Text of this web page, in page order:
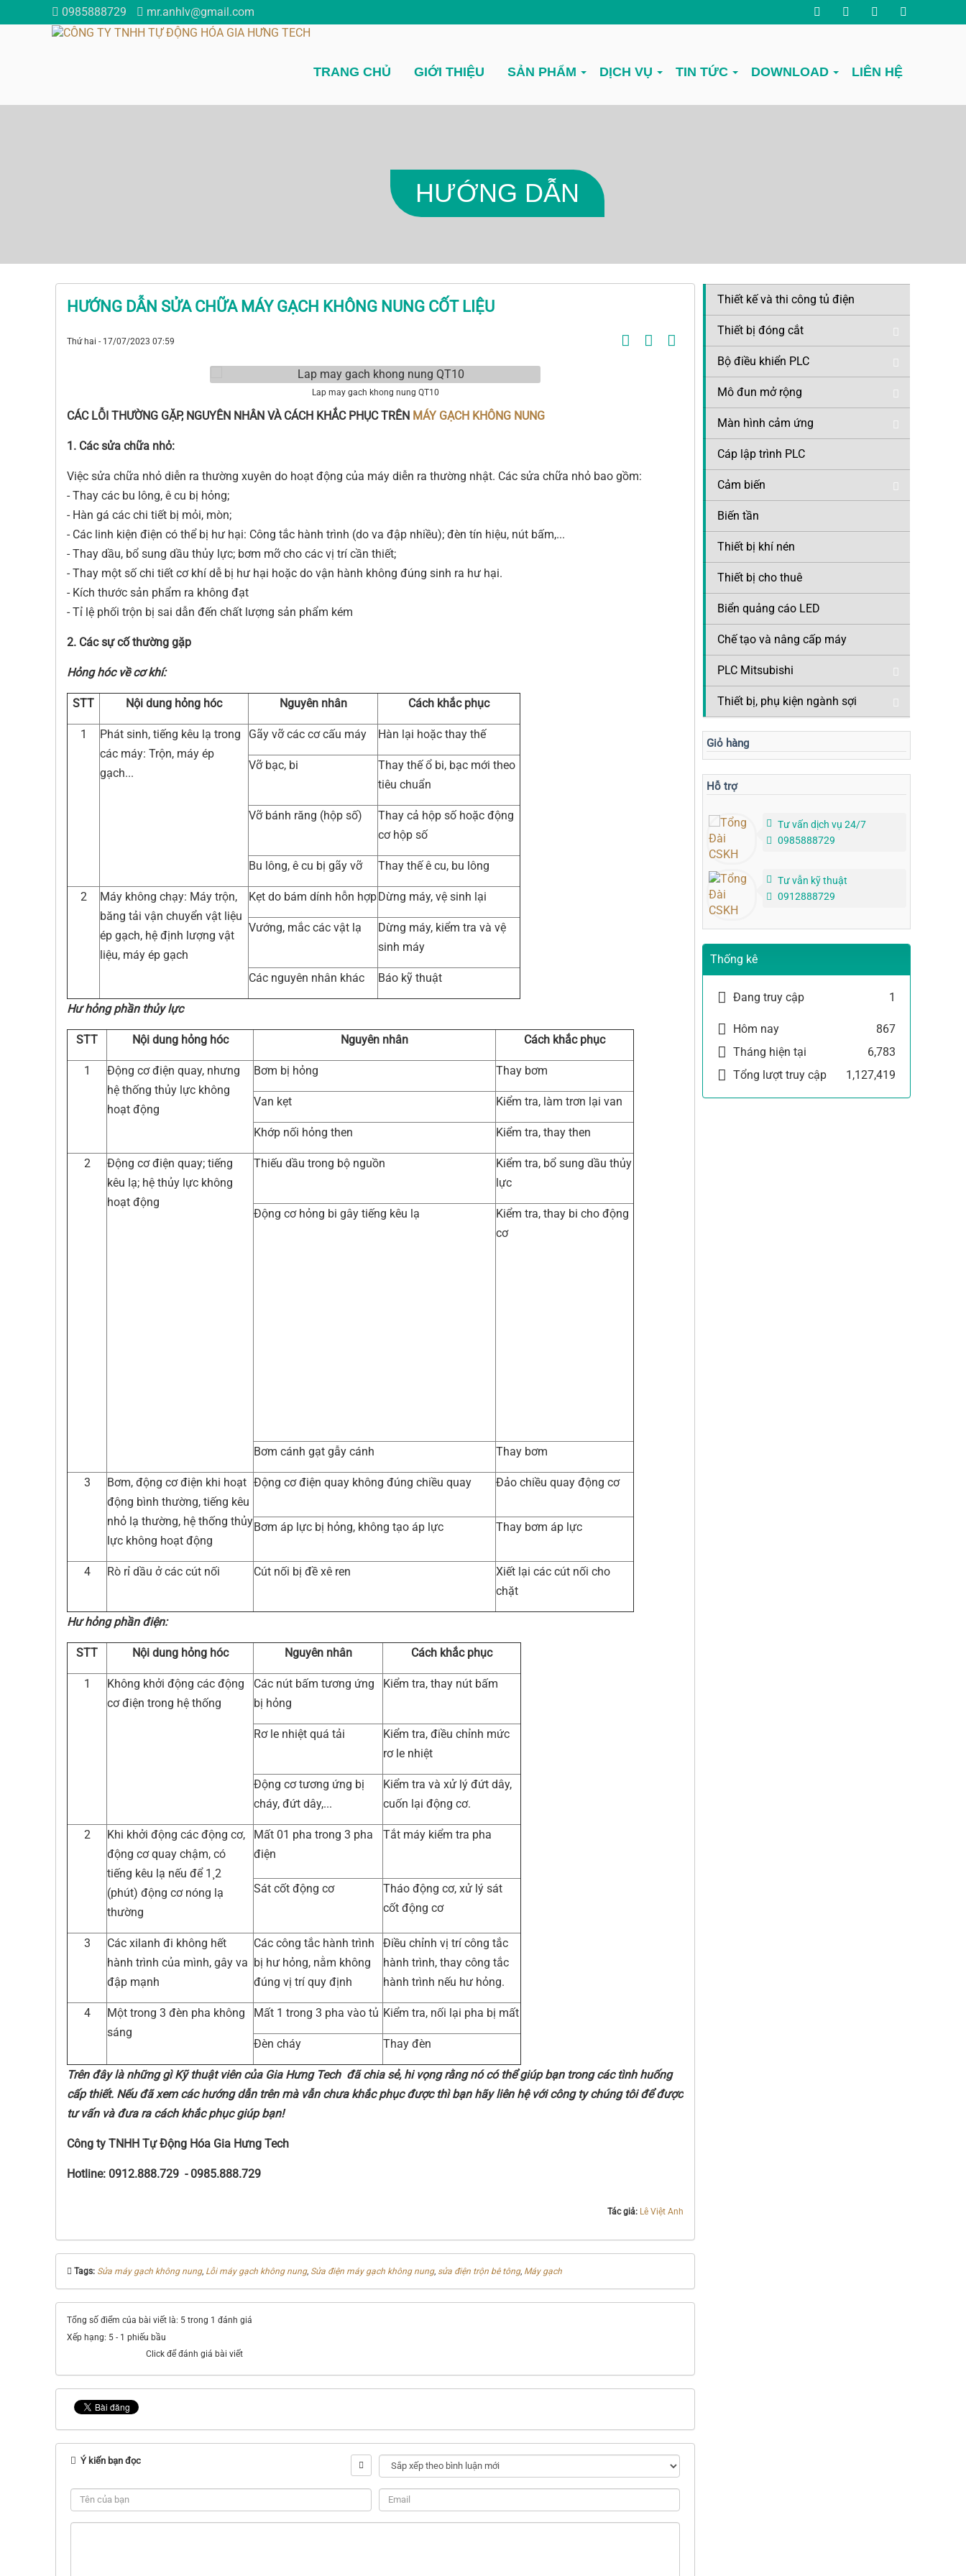
0985888729 mr.anhlv@gmail.com
TRANG CHỦ GIỚI THIỆU SẢN PHẨM DỊCH VỤ TIN TỨC DOWNLOAD LIÊN HỆ
HƯỚNG DẪN
HƯỚNG DẪN SỬA CHỮA MÁY GẠCH KHÔNG NUNG CỐT LIỆU
Thứ hai - 17/07/2023 07:59
Lap may gach khong nung QT10
CÁC LỖI THƯỜNG GẶP, NGUYÊN NHÂN VÀ CÁCH KHẮC PHỤC TRÊN MÁY GẠCH KHÔNG NUNG
1. Các sửa chữa nhỏ:
Việc sửa chữa nhỏ diễn ra thường xuyên do hoạt động của máy diễn ra thường nhật. Các sửa chữa nhỏ bao gồm:
- Thay các bu lông, ê cu bị hỏng;
- Hàn gá các chi tiết bị mỏi, mòn;
- Các linh kiện điện có thể bị hư hại: Công tắc hành trình (do va đập nhiều); đèn tín hiệu, nút bấm,...
- Thay dầu, bổ sung dầu thủy lực; bơm mỡ cho các vị trí cần thiết;
- Thay một số chi tiết cơ khí dễ bị hư hại hoặc do vận hành không đúng sinh ra hư hại.
- Kích thước sản phẩm ra không đạt
- Tỉ lệ phối trộn bị sai dẫn đến chất lượng sản phẩm kém
2. Các sự cố thường gặp
Hỏng hóc về cơ khí:
STT Nội dung hỏng hóc Nguyên nhân Cách khắc phục
1
Phát sinh, tiếng kêu lạ trong
các máy: Trộn, máy ép
gạch...
Gãy vỡ các cơ cấu máy Hàn lại hoặc thay thế
Vỡ bạc, bi
Thay thế ổ bi, bạc mới theo
tiêu chuẩn
Vỡ bánh răng (hộp số)
Thay cả hộp số hoặc động
cơ hộp số
Bu lông, ê cu bị gãy vỡ Thay thế ê cu, bu lông
2
Máy không chạy: Máy trộn,
băng tải vận chuyển vật liệu
ép gạch, hệ định lượng vật
liệu, máy ép gạch
Kẹt do bám dính hỗn hợpDừng máy, vệ sinh lại
Vướng, mắc các vật lạ
Dừng máy, kiểm tra và vệ
sinh máy
Các nguyên nhân khác Báo kỹ thuật
Hư hỏng phần thủy lực
STT Nội dung hỏng hóc Nguyên nhân Cách khắc phục
1
Động cơ điện quay, nhưng
hệ thống thủy lực không
hoạt động
Bơm bị hỏng Thay bơm
Van kẹt Kiểm tra, làm trơn lại van
Khớp nối hỏng then Kiểm tra, thay then
2
Động cơ điện quay; tiếng
kêu lạ; hệ thủy lực không
hoạt động
Thiếu dầu trong bộ nguồn
Kiểm tra, bổ sung dầu thủy
lực
Động cơ hỏng bi gây tiếng kêu lạ
Kiểm tra, thay bi cho động
cơ
Bơm cánh gạt gẫy cánh Thay bơm
3
Bơm, động cơ điện khi hoạt
động bình thường, tiếng kêu
nhỏ lạ thường, hệ thống thủy
lực không hoạt động
Động cơ điện quay không đúng chiều quay Đảo chiều quay động cơ
Bơm áp lực bị hỏng, không tạo áp lực Thay bơm áp lực
4 Rò rỉ dầu ở các cút nối Cút nối bị đề xê ren
Xiết lại các cút nối cho
chặt
Hư hỏng phần điện:
STT Nội dung hỏng hóc Nguyên nhân Cách khắc phục
1
Không khởi động các động
cơ điện trong hệ thống
Các nút bấm tương ứng
bị hỏng
Kiểm tra, thay nút bấm
Rơ le nhiệt quá tải
Kiểm tra, điều chỉnh mức
rơ le nhiệt
Động cơ tương ứng bị
cháy, đứt dây,...
Kiểm tra và xử lý đứt dây,
cuốn lại động cơ.
2
Khi khởi động các động cơ,
động cơ quay chậm, có
tiếng kêu lạ nếu để 1¸2
(phút) động cơ nóng lạ
thường
Mất 01 pha trong 3 pha
điện
Tắt máy kiểm tra pha
Sát cốt động cơ
Tháo động cơ, xử lý sát
cốt động cơ
3
Các xilanh đi không hết
hành trình của mình, gây va
đập mạnh
Các công tắc hành trình
bị hư hỏng, nằm không
đúng vị trí quy định
Điều chỉnh vị trí công tắc
hành trình, thay công tắc
hành trình nếu hư hỏng.
4
Một trong 3 đèn pha không
sáng
Mất 1 trong 3 pha vào tủ Kiểm tra, nối lại pha bị mất
Đèn cháy Thay đèn
Trên đây là những gì Kỹ thuật viên của Gia Hưng Tech đã chia sẻ, hi vọng rằng nó có thể giúp bạn trong các tình huống
cấp thiết. Nếu đã xem các hướng dẫn trên mà vẫn chưa khắc phục được thì bạn hãy liên hệ với công ty chúng tôi để được
tư vấn và đưa ra cách khắc phục giúp bạn!
Công ty TNHH Tự Động Hóa Gia Hưng Tech
Hotline: 0912.888.729 - 0985.888.729
Tác giả: Lê Việt Anh
Tags: Sửa máy gạch không nung, Lỗi máy gạch không nung, Sửa điện máy gạch không nung, sửa điện trộn bê tông, Máy gạch
Tổng số điểm của bài viết là: 5 trong 1 đánh giá
Xếp hạng: 5 - 1 phiếu bầu
Click để đánh giá bài viết
Ý kiến bạn đọc
Thiết kế và thi công tủ điện
Thiết bị đóng cắt
Bộ điều khiển PLC
Mô đun mở rộng
Màn hình cảm ứng
Cáp lập trình PLC
Cảm biến
Biến tần
Thiết bị khí nén
Thiết bị cho thuê
Biển quảng cáo LED
Chế tạo và nâng cấp máy
PLC Mitsubishi
Thiết bị, phụ kiện ngành sợi
Giỏ hàng
Hỗ trợ
Tư vấn dịch vụ 24/7
0985888729
Tư vẫn kỹ thuật
0912888729
Thống kê
Đang truy cập 1
Hôm nay
867
Tháng hiện tại
6,783
Tổng lượt truy cập
1,127,419